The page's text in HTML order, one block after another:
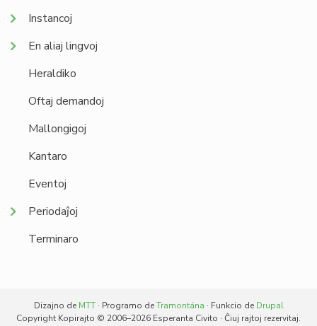
Instancoj
En aliaj lingvoj
Heraldiko
Oftaj demandoj
Mallongigoj
Kantaro
Eventoj
Periodaĵoj
Terminaro
Dizajno de MTT· Programo deTramontána · Funkcio de Drupal
Copyright Kopirajto © 2006–2026 Esperanta Civito · Ĉiuj rajtoj rezervitaj.